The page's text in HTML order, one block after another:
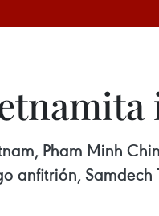
Pham Minh
anfitrión, Samdech